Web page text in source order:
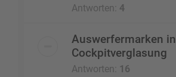
Antworten: 4
Auswerfermarken in
Cockpitverglasung
Antworten: 16